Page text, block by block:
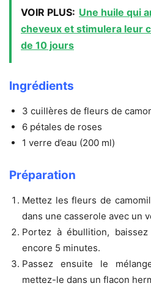
VOIR PLUS: Une huile qui
cheveux et stimulera leur
de 10 jours
Ingrédients
3 cuillères de fleurs de
6 pétales de roses
1 verre d’eau (200 ml)
Préparation
Mettez les fleurs de
dans une casserole avec un
Portez à ébullition,
encore 5 minutes.
Passez ensuite le
mettez-le dans un flacon